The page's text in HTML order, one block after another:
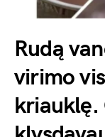
Rudą
virimo
kriauklę.